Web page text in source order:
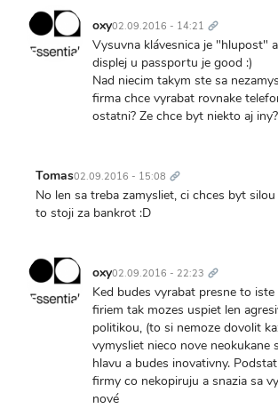
oxy02.09.2016 - 14:21 odkaz
Vysuvna klávesnica je "hlupost"
displej u passportu je good :)
Nad niecim takym ste sa
firma chce vyrabat rovnake
ostatni? Ze chce byt niekto aj iny?
Tomas02.09.2016 - 15:08 odkaz
No len sa treba zamysliet, ci chces byt
to stoji za bankrot :D
oxy02.09.2016 - 22:23 odkaz
Ked budes vyrabat presne to
firiem tak mozes uspiet len
politikou, (to si nemoze dovolit
vymysliet nieco nove neokukane
hlavu a budes inovativny.
firmy co nekopiruju a snazia sa
nové